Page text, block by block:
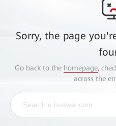
Sorry, the page
Go back to the homepage,
across the